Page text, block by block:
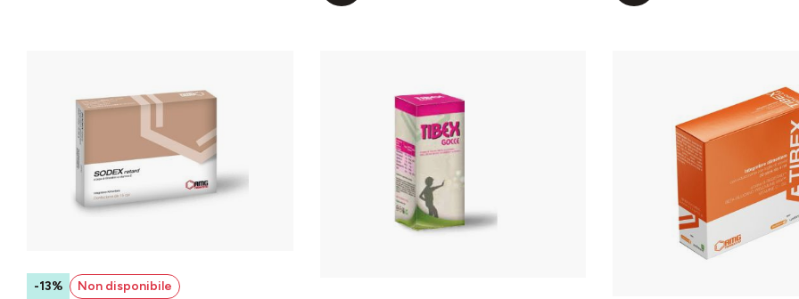
-13% Non disponibile